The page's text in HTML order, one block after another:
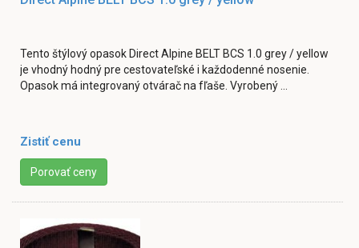
Tento štýlový opasok Direct Alpine BELT BCS 1.0 grey / yellow
je vhodný hodný pre cestovateľské i každodenné nosenie.
Opasok má integrovaný otvárač na fľaše. Vyrobený ...
Zistiť cenu
Porovať ceny